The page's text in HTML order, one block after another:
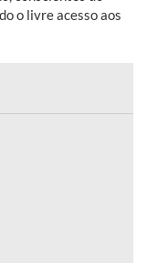
o livre acesso aos